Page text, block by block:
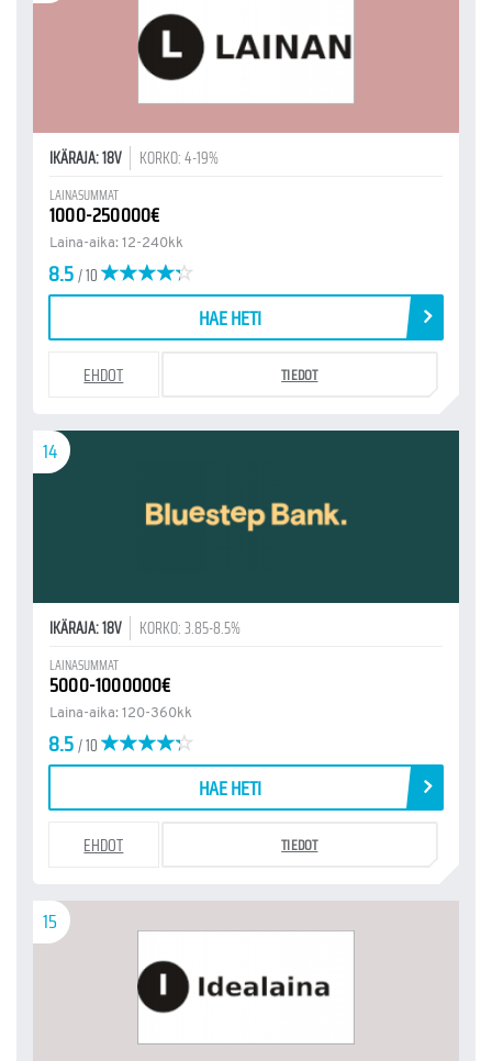
IKÄRAJA: 18V KORKO: 4-19%
LAINASUMMAT
1000-250000€
Laina-aika: 12-240kk
8.5/ 10
HAE HETI
EHDOT TIEDOT
14
IKÄRAJA: 18V KORKO: 3.85-8.5%
LAINASUMMAT
5000-1000000€
Laina-aika: 120-360kk
8.5/ 10
HAE HETI
EHDOT TIEDOT
15